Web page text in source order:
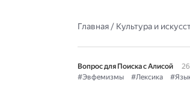
Главная/ Культура и
Вопрос для Поиска с Алисой
#Эвфемизмы
#Лексика